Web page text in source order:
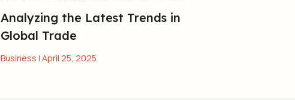
Analyzing the Latest Trends in
Global Trade
Business | April 25, 2025